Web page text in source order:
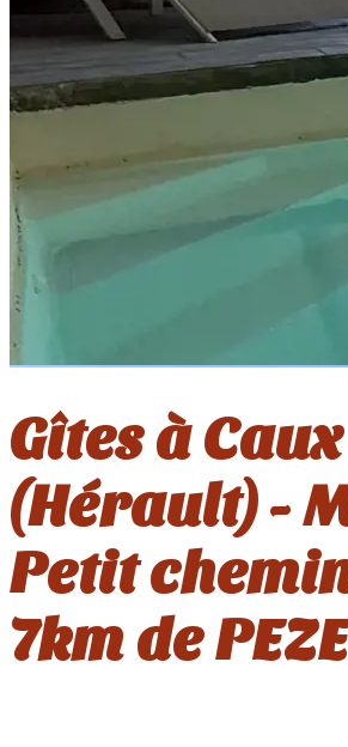
Gîtes à Caux
(Hérault) -
Petit
7km de